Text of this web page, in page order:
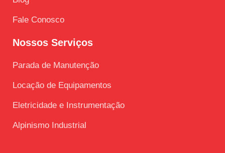
Fale Conosco
Nossos Serviços
Parada de Manutenção
Locação de Equipamentos
Eletricidade e Instrumentação
Alpinismo Industrial